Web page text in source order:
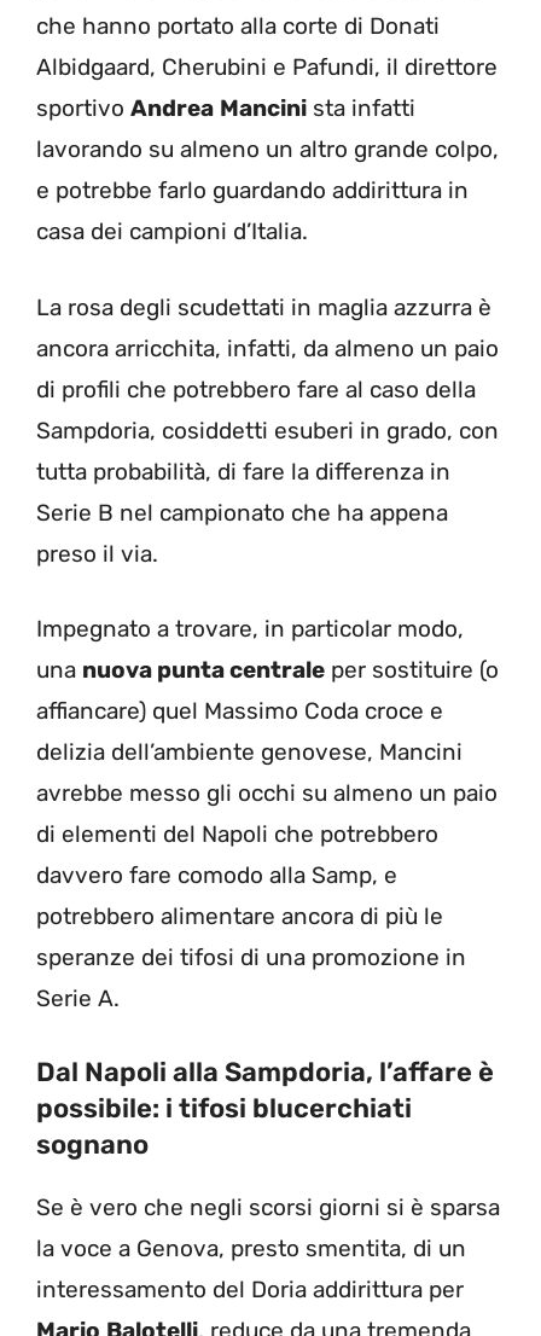
che hanno portato alla corte di Donati
Albidgaard, Cherubini e Pafundi, il direttore
sportivo Andrea Mancini sta infatti
lavorando su almeno un altro grande colpo,
e potrebbe farlo guardando addirittura in
casa dei campioni d’Italia.
La rosa degli scudettati in maglia azzurra è
ancora arricchita, infatti, da almeno un paio
di profili che potrebbero fare al caso della
Sampdoria, cosiddetti esuberi in grado, con
tutta probabilità, di fare la differenza in
Serie B nel campionato che ha appena
preso il via.
Impegnato a trovare, in particolar modo,
una nuova punta centrale per sostituire (o
affiancare) quel Massimo Coda croce e
delizia dell’ambiente genovese, Mancini
avrebbe messo gli occhi su almeno un paio
di elementi del Napoli che potrebbero
davvero fare comodo alla Samp, e
potrebbero alimentare ancora di più le
speranze dei tifosi di una promozione in
Serie A.
Dal Napoli alla Sampdoria, l’affare è
possibile: i tifosi blucerchiati
sognano
Se è vero che negli scorsi giorni si è sparsa
la voce a Genova, presto smentita, di un
interessamento del Doria addirittura per
Mario Balotelli, reduce da una tremenda